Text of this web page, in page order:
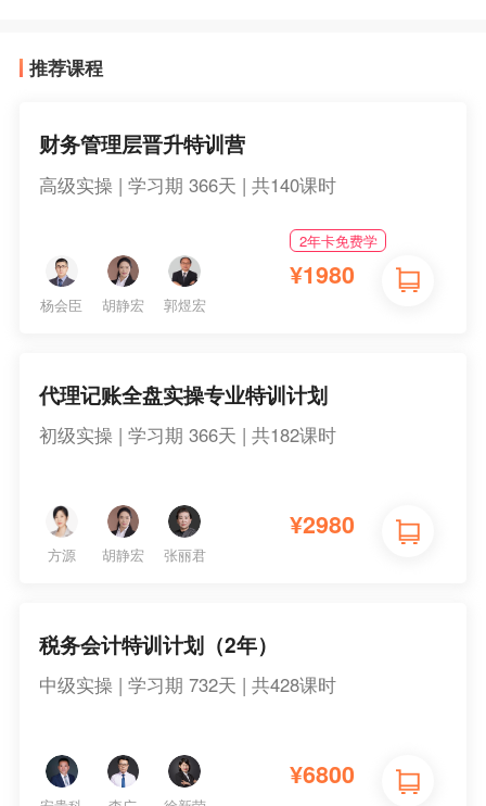
推荐课程
财务管理层晋升特训营
高级实操 | 学习期 366天 | 共140课时
杨会臣 胡静宏 郭煜宏
2年卡免费学
¥1980
代理记账全盘实操专业特训计划
初级实操 | 学习期 366天 | 共182课时
方源 胡静宏 张丽君
¥2980
税务会计特训计划（2年）
中级实操 | 学习期 732天 | 共428课时
¥6800